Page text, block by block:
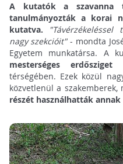
A kutatók a szavanna
tanulmányozták a korai
kutatva.
nagy szekcióit"- mondta
Egyetem munkatársa. A
mesterséges erdősziget
térségében. Ezek közül
közvetlenül a szakemberek,
részét használhatták